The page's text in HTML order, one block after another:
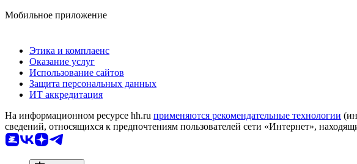
Мобильное приложение
Этика и комплаенс
Оказание услуг
Использование сайтов
Защита персональных данных
ИТ аккредитация
На информационном ресурсе hh.ru применяются рекомендательные технологии
сведений, относящихся к предпочтениям пользователей сети «Интернет»,